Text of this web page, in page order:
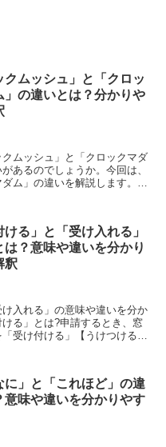
クムッシュ」と「クロッ
」の違いとは？分かりや
ムッシュ」と「クロックマダ
あるのでしょうか。今回は、
ム」の違いを解説します。
ける」と「受け入れる」
は？意味や違いを分かり
釈
入れる」の意味や違いを分か
る」とは?申請するとき、窓
受け付ける」【うけつける】
に」と「これほど」の違
意味や違いを分かりやす